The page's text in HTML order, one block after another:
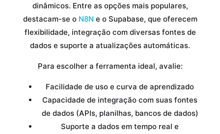
dinâmicos. Entre as opções mais populares,
destacam-se o N8N e o Supabase, que oferecem
flexibilidade, integração com diversas fontes de
dados e suporte a atualizações automáticas.
Para escolher a ferramenta ideal, avalie:
Facilidade de uso e curva de aprendizado
Capacidade de integração com suas fontes
de dados (APIs, planilhas, bancos de dados)
Suporte a dados em tempo real e